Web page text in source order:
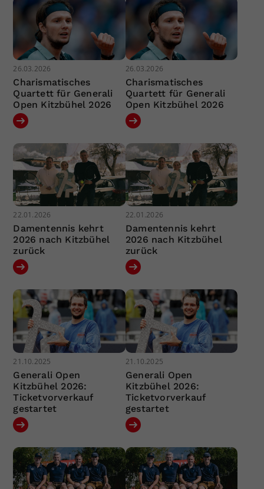
26.03.2026
Charismatisches
Quartett für Generali
Open Kitzbühel 2026
26.03.2026
Charismatisches
Quartett für Generali
Open Kitzbühel 2026
22.01.2026
Damentennis kehrt
2026 nach Kitzbühel
zurück
22.01.2026
Damentennis kehrt
2026 nach Kitzbühel
zurück
21.10.2025
Generali Open
Kitzbühel 2026:
Ticketvorverkauf
gestartet
21.10.2025
Generali Open
Kitzbühel 2026:
Ticketvorverkauf
gestartet